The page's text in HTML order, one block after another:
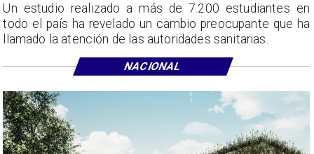
Un estudio realizado a más de 7.200 estudiantes en
todo el país ha revelado un cambio preocupante que ha
llamado la atención de las autoridades sanitarias.
NACIONAL